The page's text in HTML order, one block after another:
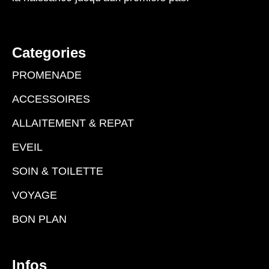
Categories
PROMENADE
ACCESSOIRES
ALLAITEMENT & REPAT
EVEIL
SOIN & TOILETTE
VOYAGE
BON PLAN
Infos